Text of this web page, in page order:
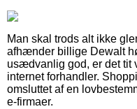
Man skal trods alt ikke
afhænder billige Dewalt
usædvanlig god, er det tit
internet forhandler.
omsluttet af en
e-firmaer.